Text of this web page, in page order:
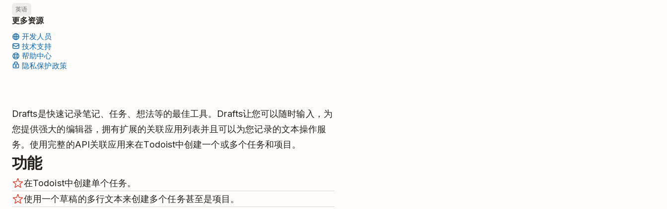
英语
更多资源
开发人员
技术支持
帮助中心
隐私保护政策
Drafts是快速记录笔记、任务、想法等的最佳工具。Drafts让您可以随时输入，为
您提供强大的编辑器，拥有扩展的关联应用列表并且可以为您记录的文本操作服
务。使用完整的API关联应用来在Todoist中创建一个或多个任务和项目。
功能
在Todoist中创建单个任务。
使用一个草稿的多行文本来创建多个任务甚至是项目。